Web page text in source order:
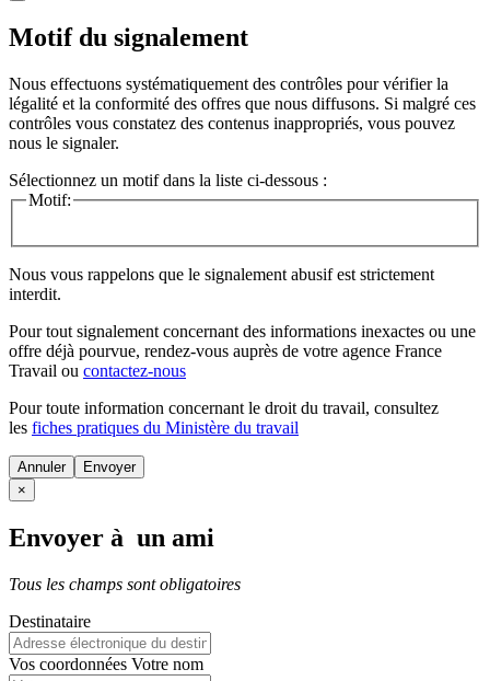
Motif du signalement
Nous effectuons systématiquement des contrôles pour vérifier la
légalité et la conformité des offres que nous diffusons. Si malgré ces
contrôles vous constatez des contenus inappropriés, vous pouvez
nous le signaler.
Sélectionnez un motif dans la liste ci-dessous :
Motif:
Nous vous rappelons que le signalement abusif est strictement
interdit.
Pour tout signalement concernant des informations inexactes ou une
offre déjà pourvue, rendez-vous auprès de votre agence France
Travail ou contactez-nous
Pour toute information concernant le droit du travail, consultez
les fiches pratiques du Ministère du travail
Annuler
×
Envoyer à un ami
Tous les champs sont obligatoires
Destinataire
Vos coordonnées Votre nom